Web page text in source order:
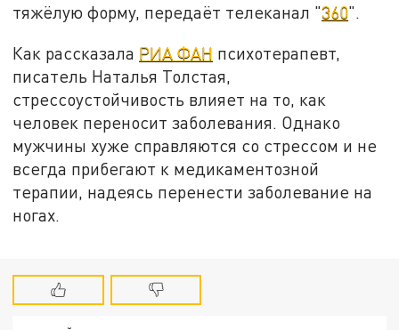
тяжёлую форму, передаёт телеканал "360".
Как рассказала РИА ФАН психотерапевт,
писатель Наталья Толстая,
стрессоустойчивость влияет на то, как
человек переносит заболевания. Однако
мужчины хуже справляются со стрессом и не
всегда прибегают к медикаментозной
терапии, надеясь перенести заболевание на
ногах.